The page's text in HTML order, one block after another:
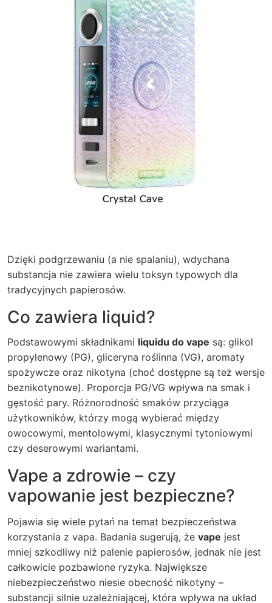
Dzięki podgrzewaniu (a nie spalaniu), wdychana
substancja nie zawiera wielu toksyn typowych dla
tradycyjnych papierosów.
Co zawiera liquid?
Podstawowymi składnikami liquidu do vape są: glikol
propylenowy (PG), gliceryna roślinna (VG), aromaty
spożywcze oraz nikotyna (choć dostępne są też wersje
beznikotynowe). Proporcja PG/VG wpływa na smak i
gęstość pary. Różnorodność smaków przyciąga
użytkowników, którzy mogą wybierać między
owocowymi, mentolowymi, klasycznymi tytoniowymi
czy deserowymi wariantami.
Vape a zdrowie – czy
vapowanie jest bezpieczne?
Pojawia się wiele pytań na temat bezpieczeństwa
korzystania z vapa. Badania sugerują, że vape jest
mniej szkodliwy niż palenie papierosów, jednak nie jest
całkowicie pozbawione ryzyka. Największe
niebezpieczeństwo niesie obecność nikotyny –
substancji silnie uzależniającej, która wpływa na układ